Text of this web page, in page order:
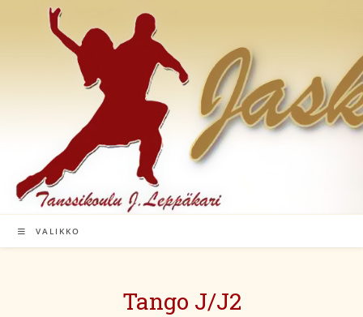
VALIKKO
Tango J/J2